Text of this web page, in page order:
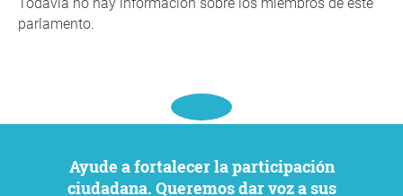
parlamento.
Ayude a fortalecer la participación
ciudadana. Queremos dar voz a sus